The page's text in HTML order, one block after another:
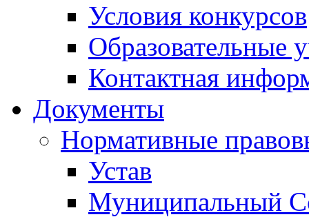
Условия конкурсов
Образовательные
Контактная
Документы
Нормативные
Устав
Муниципальный